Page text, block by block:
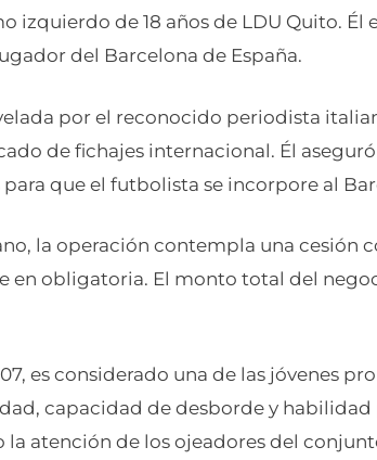
izquierdo de 18 años de LDU Quito. Él
del Barcelona de España.
por el reconocido periodista
de fichajes internacional. Él
que el futbolista se incorpore al
la operación contempla una cesión
en obligatoria. El monto total del
es considerado una de las jóvenes
capacidad de desborde y
atención de los ojeadores del